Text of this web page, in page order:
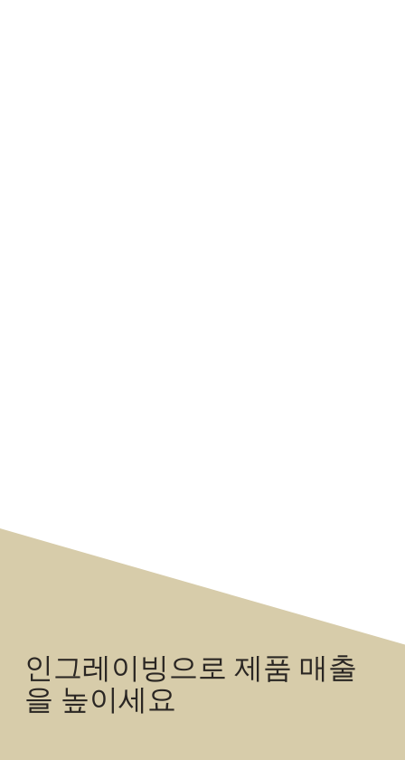
인그레이빙으로 제품 매출
을 높이세요